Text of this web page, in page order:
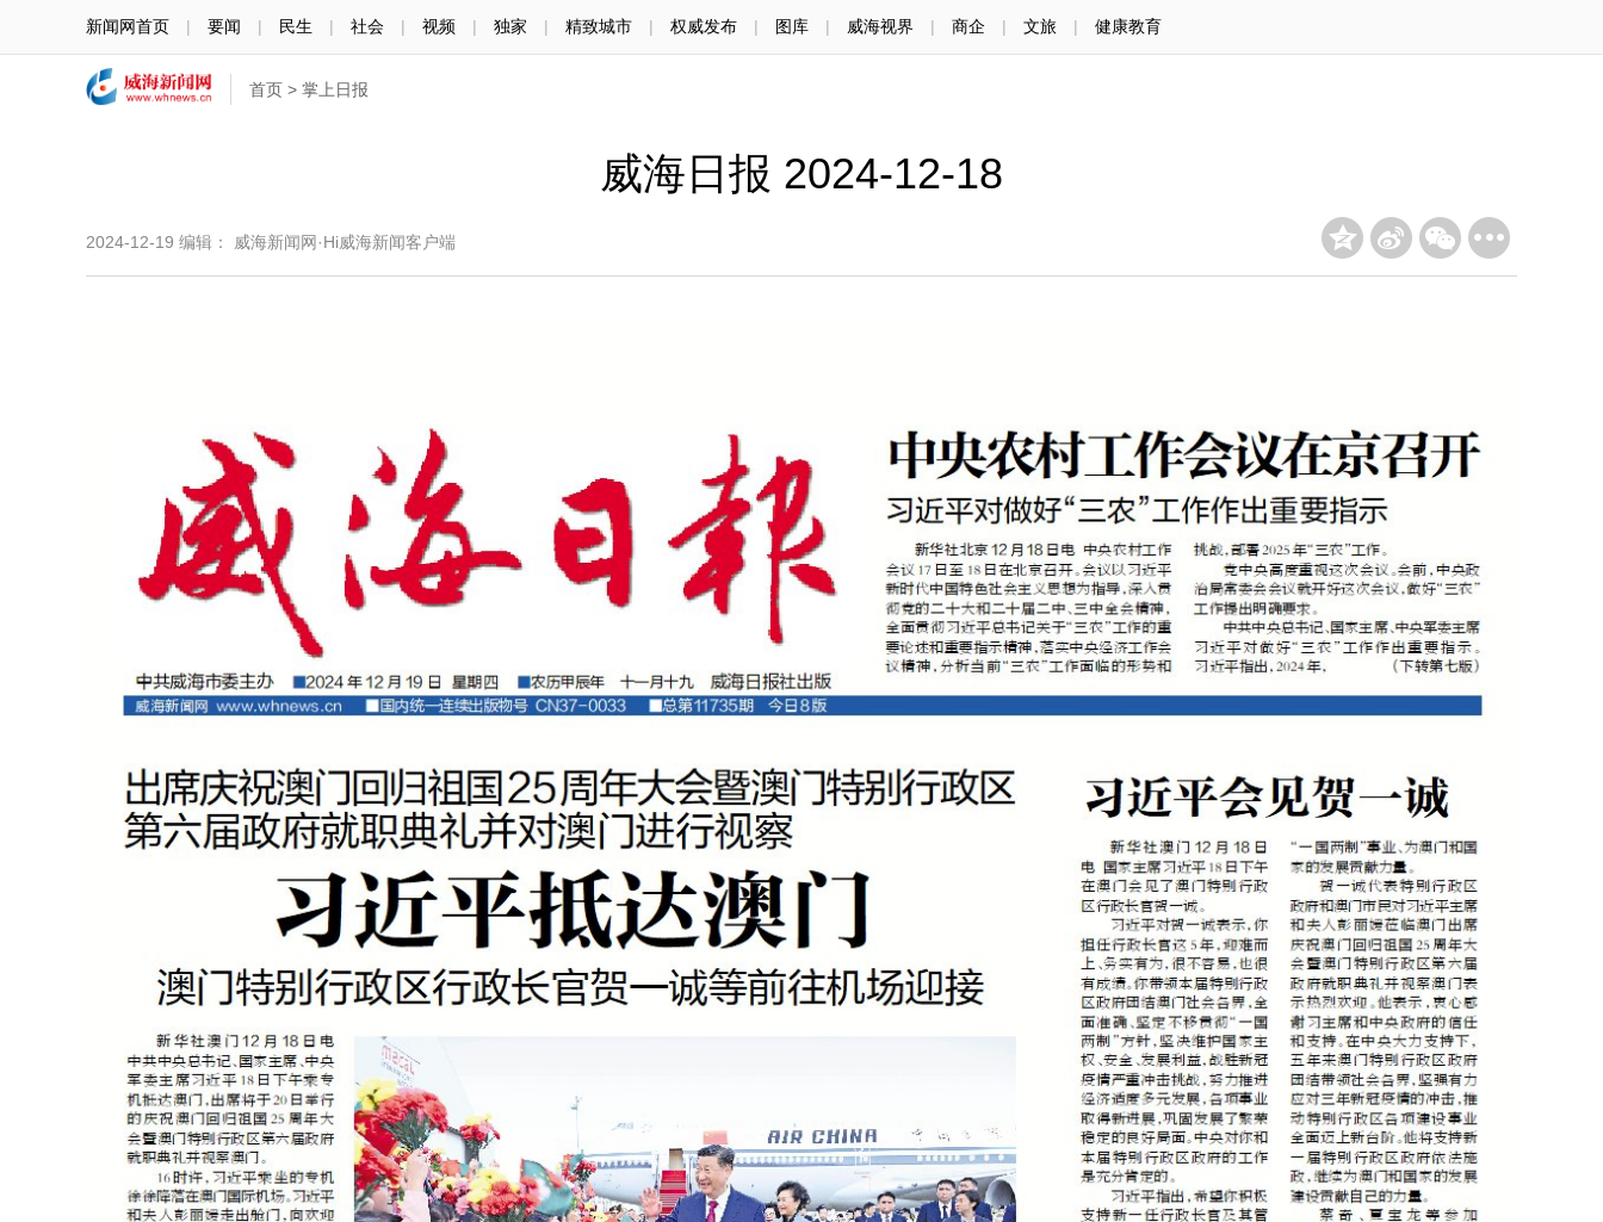
新闻网首页 | 要闻 | 民生 | 社会 | 视频 | 独家 | 精致城市 | 权威发布 | 图库 | 威海视界 | 商企 | 文旅 | 健康教育
首页 > 掌上日报
威海日报 2024-12-18
2024-12-19 编辑： 威海新闻网·Hi威海新闻客户端